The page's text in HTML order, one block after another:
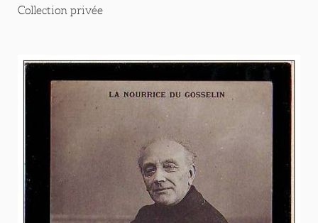
Collection privée